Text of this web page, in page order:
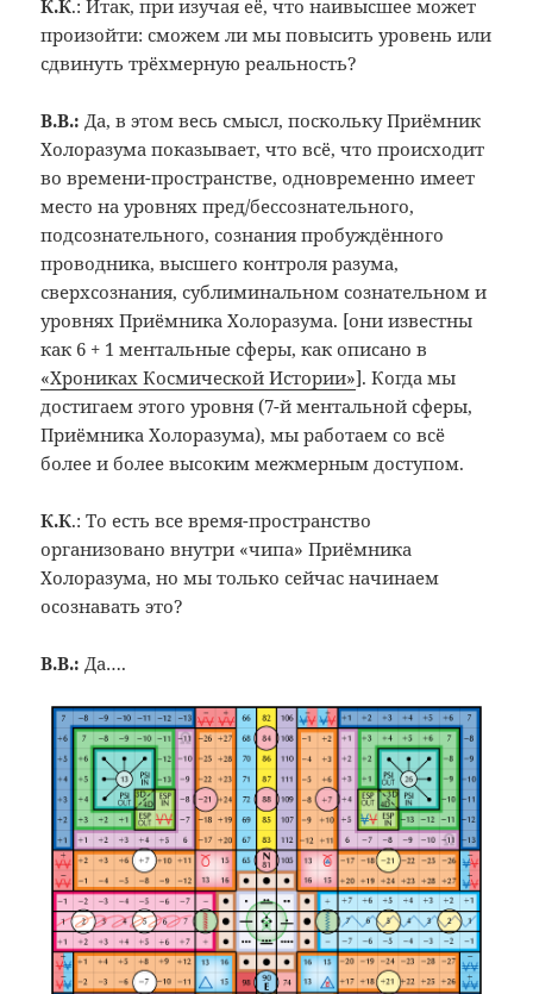
К.К.: Итак, при изучая её, что наивысшее может
произойти: сможем ли мы повысить уровень или
сдвинуть трёхмерную реальность?
В.В.: Да, в этом весь смысл, поскольку Приёмник
Холоразума показывает, что всё, что происходит
во времени-пространстве, одновременно имеет
место на уровнях пред/бессознательного,
подсознательного, сознания пробуждённого
проводника, высшего контроля разума,
сверхсознания, сублиминальном сознательном и
уровнях Приёмника Холоразума. [они известны
как 6 + 1 ментальные сферы, как описано в
«Хрониках Космической Истории»]. Когда мы
достигаем этого уровня (7-й ментальной сферы,
Приёмника Холоразума), мы работаем со всё
более и более высоким межмерным доступом.
К.К.: То есть все время-пространство
организовано внутри «чипа» Приёмника
Холоразума, но мы только сейчас начинаем
осознавать это?
В.В.: Да….